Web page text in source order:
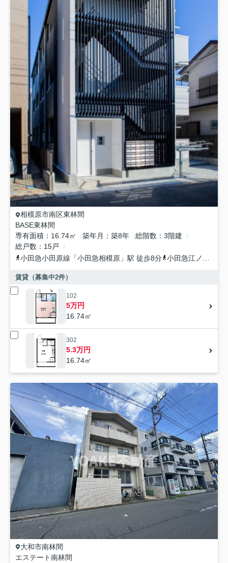
相模原市南区東林間
BASE東林間
専有面積
16.74㎡ 築年月 築8年 総階数
3階建
総戸数
15戸
小田急小田原線 「小田急相模原 」駅 徒歩8分 小田急江ノ島線
賃貸（募集中2件）
102
5万円
16.74㎡
302
5.3万円
16.74㎡
大和市南林間
エステート南林間